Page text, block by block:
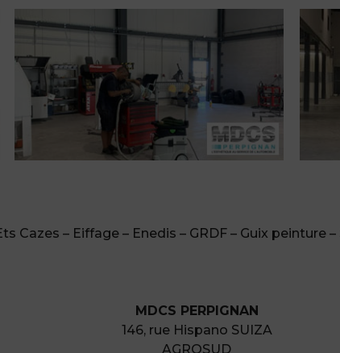
Cazes – Eiffage – Enedis – GRDF – Guix peinture
MDCS PERPIGNAN
146, rue Hispano SUIZA
AGROSUD